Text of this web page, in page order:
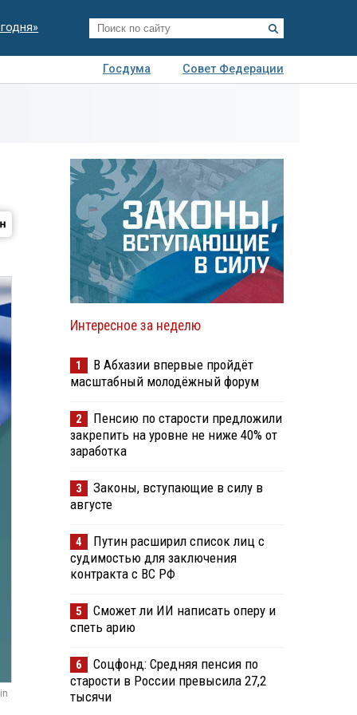
Госдума
Совет Федерации
Интересное за неделю
1
В Абхазии впервые пройдёт
масштабный молодёжный форум
2
Пенсию по старости предложили
закрепить на уровне не ниже 40% от
заработка
3
Законы, вступающие в силу в
августе
4
Путин расширил список лиц с
судимостью для заключения
контракта с ВС РФ
5
Сможет ли ИИ написать оперу и
спеть арию
6
Соцфонд: Средняя пенсия по
старости в России превысила 27,2
тысячи